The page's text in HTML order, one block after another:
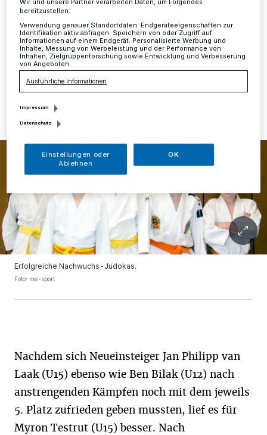
U15 in Solingen drängten sich die Nachwuchs-
Judokas von me-sport wieder eindrucksvoll nach
vorne.
04.05.2015 , 15:40 Uhr
Erfolgreiche Nachwuchs-Judokas.
Foto: me-sport
Nachdem sich Neueinsteiger Jan Philipp van
Laak (U15) ebenso wie Ben Bilak (U12) nach
anstrengenden Kämpfen noch mit dem jeweils
5. Platz zufrieden geben mussten, lief es für
Myron Testrut (U15) besser. Nach
Wir und unsere Partner verarbeiten Daten, um Folgendes
bereitzustellen:
Verwendung genauer Standortdaten. Endgeräteeigenschaften zur
Identifikation aktiv abfragen. Speichern von oder Zugriff auf
Informationen auf einem Endgerät. Personalisierte Werbung und
Inhalte, Messung von Werbeleistung und der Performance von
Inhalten, Zielgruppenforschung sowie Entwicklung und Verbesserung
von Angeboten.
Ausführliche Informationen
Impressum
Datenschutz
Einstellungen oder
Ablehnen
OK